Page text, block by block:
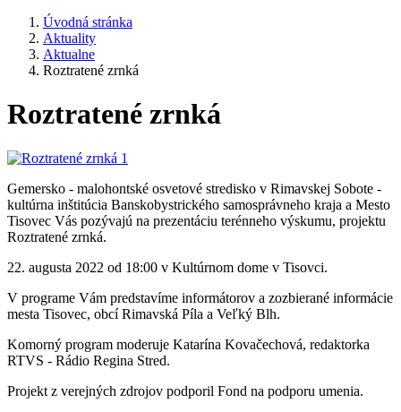
Úvodná stránka
Aktuality
Aktualne
Roztratené zrnká
Roztratené zrnká
Gemersko - malohontské osvetové stredisko v Rimavskej Sobote -
kultúrna inštitúcia Banskobystrického samosprávneho kraja a Mesto
Tisovec Vás pozývajú na prezentáciu terénneho výskumu, projektu
Roztratené zrnká.
22. augusta 2022 od 18:00 v Kultúrnom dome v Tisovci.
V programe Vám predstavíme informátorov a zozbierané informácie
mesta Tisovec, obcí Rimavská Píla a Veľký Blh.
Komorný program moderuje Katarína Kovačechová, redaktorka
RTVS - Rádio Regina Stred.
Projekt z verejných zdrojov podporil Fond na podporu umenia.